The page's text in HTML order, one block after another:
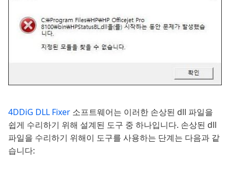
4DDiG DLL Fixer 소프트웨어는 이러한 손상된 dll 파일을
쉽게 수리하기 위해 설계된 도구 중 하나입니다. 손상된 dll
파일을 수리하기 위해이 도구를 사용하는 단계는 다음과 같
습니다: